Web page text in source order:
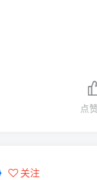
点赞
关注